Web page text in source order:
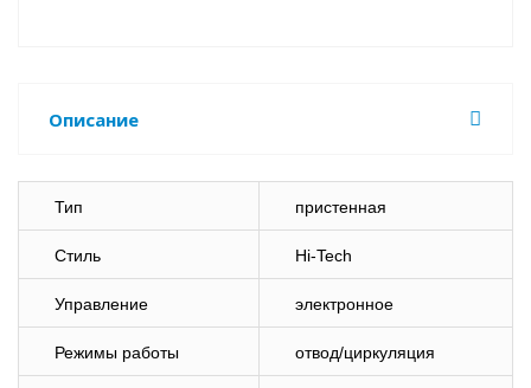
Описание
Тип пристенная
Стиль Hi-Tech
Управление электронное
Режимы работы отвод/циркуляция